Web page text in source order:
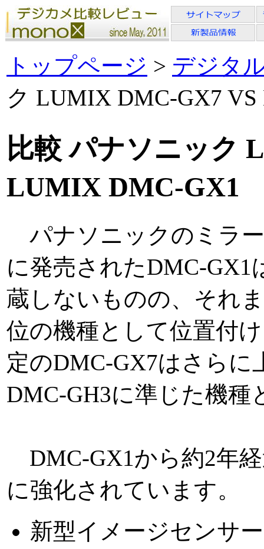
トップページ > デジタ
ク LUMIX DMC-GX7
比較 パナソニック
LUMIX DMC-GX1
パナソニックのミラ
に発売されたDMC-
蔵しないものの、それ
位の機種として位置付
定のDMC-GX7はさら
DMC-GH3に準じた機
DMC-GX1から約2年
に強化されています。
新型イメージセンサ